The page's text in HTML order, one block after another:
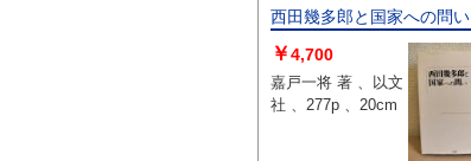
西田幾多郎と国家への問い
￥4,700
嘉戸一将 著 、以文
社 、277p 、20cm